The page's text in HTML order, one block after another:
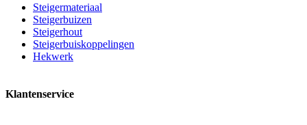
Steigermateriaal
Steigerbuizen
Steigerhout
Steigerbuiskoppelingen
Hekwerk
Klantenservice